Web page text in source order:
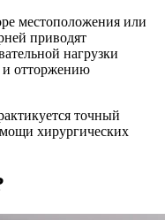
местоположения или
приводят
нагрузки
и отторжению
точный
хирургических